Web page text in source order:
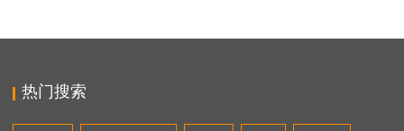
热门搜索